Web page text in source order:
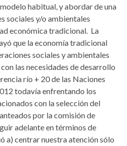
habitual, y abordar de una
sociales y/o ambientales
económica tradicional. La
que la economía tradicional
sociales y ambientales
las necesidades de desarrollo
río + 20 de las Naciones
todavía enfrentando los
con la selección del
por la comisión de
adelante en términos de
a) centrar nuestra atención sólo